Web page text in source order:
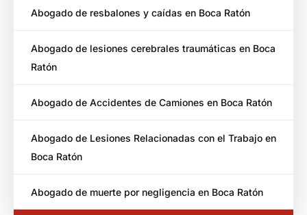
Abogado de resbalones y caídas en Boca Ratón
Abogado de lesiones cerebrales traumáticas en Boca
Ratón
Abogado de Accidentes de Camiones en Boca Ratón
Abogado de Lesiones Relacionadas con el Trabajo en
Boca Ratón
Abogado de muerte por negligencia en Boca Ratón